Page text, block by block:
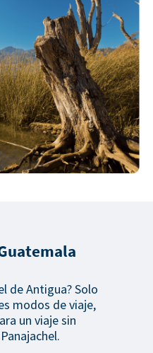
de Antigua? Solo
modos de viaje,
un viaje sin